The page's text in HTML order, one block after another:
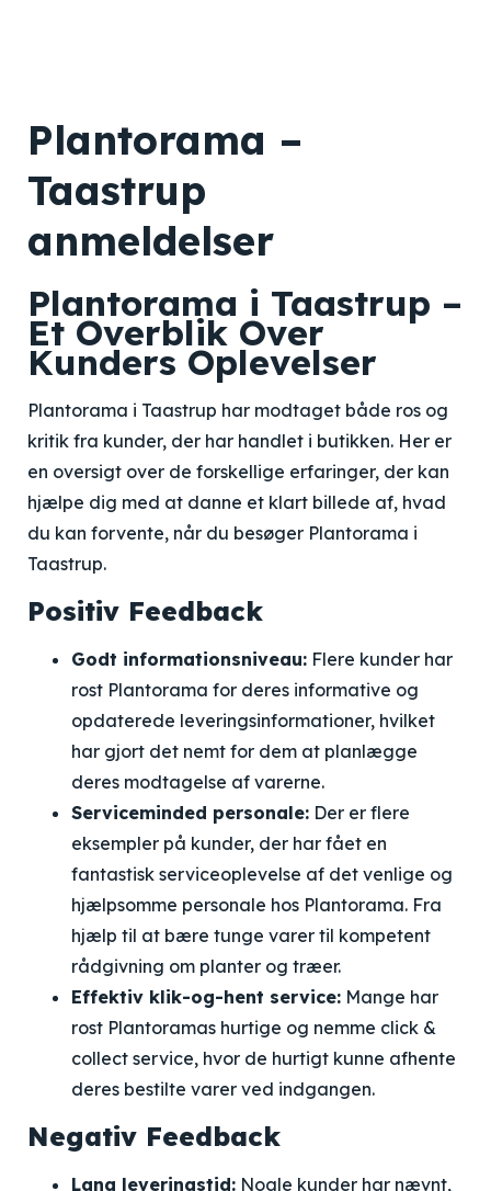
Plantorama –
Taastrup
anmeldelser
Plantorama i Taastrup –
Et Overblik Over
Kunders Oplevelser
Plantorama i Taastrup har modtaget både ros og
kritik fra kunder, der har handlet i butikken. Her er
en oversigt over de forskellige erfaringer, der kan
hjælpe dig med at danne et klart billede af, hvad
du kan forvente, når du besøger Plantorama i
Taastrup.
Positiv Feedback
Godt informationsniveau: Flere kunder har
rost Plantorama for deres informative og
opdaterede leveringsinformationer, hvilket
har gjort det nemt for dem at planlægge
deres modtagelse af varerne.
Serviceminded personale: Der er flere
eksempler på kunder, der har fået en
fantastisk serviceoplevelse af det venlige og
hjælpsomme personale hos Plantorama. Fra
hjælp til at bære tunge varer til kompetent
rådgivning om planter og træer.
Effektiv klik-og-hent service: Mange har
rost Plantoramas hurtige og nemme click &
collect service, hvor de hurtigt kunne afhente
deres bestilte varer ved indgangen.
Negativ Feedback
Lang leveringstid: Nogle kunder har nævnt,